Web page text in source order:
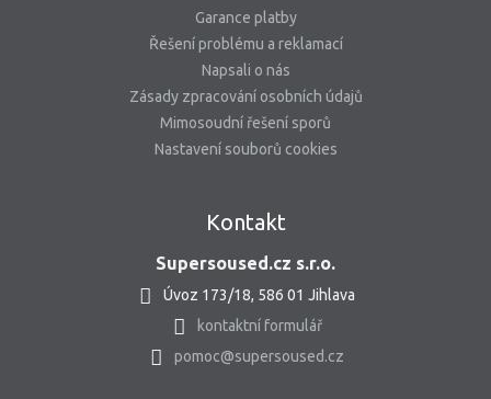
Garance platby
Řešení problému a reklamací
Napsali o nás
Zásady zpracování osobních údajů
Mimosoudní řešení sporů
Nastavení souborů cookies
Kontakt
Supersoused.cz s.r.o.
Úvoz 173/18, 586 01 Jihlava
kontaktní formulář
pomoc@supersoused.cz